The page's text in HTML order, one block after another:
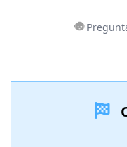
Agregar